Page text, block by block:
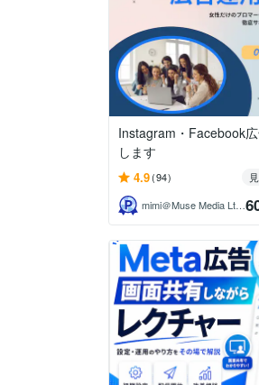
Instagram・Facebook
します
4.9(94)
mimi＠Muse Media Ltd．